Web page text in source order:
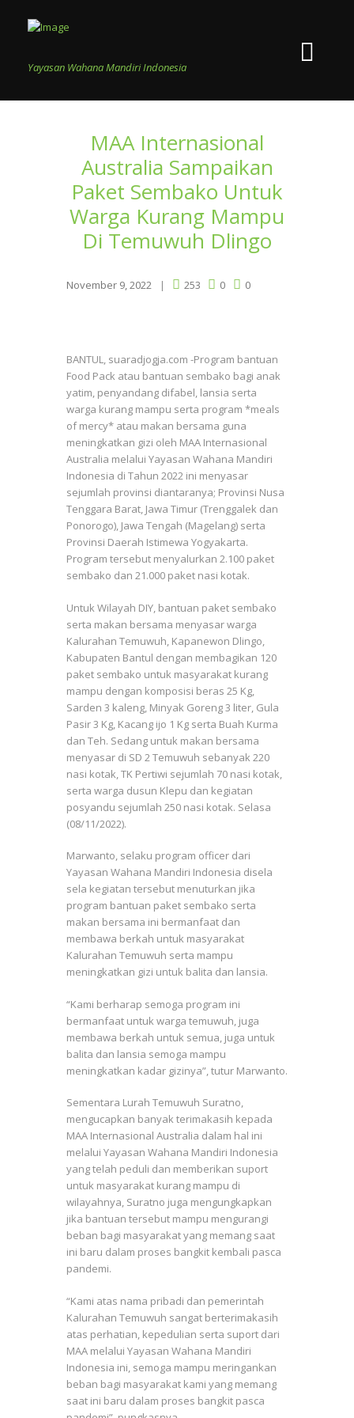
Yayasan Wahana Mandiri Indonesia
MAA Internasional
Australia Sampaikan
Paket Sembako Untuk
Warga Kurang Mampu
Di Temuwuh Dlingo
November 9, 2022 253 0 0
BANTUL, suaradjogja.com -Program bantuan
Food Pack atau bantuan sembako bagi anak
yatim, penyandang difabel, lansia serta
warga kurang mampu serta program *meals
of mercy* atau makan bersama guna
meningkatkan gizi oleh MAA Internasional
Australia melalui Yayasan Wahana Mandiri
Indonesia di Tahun 2022 ini menyasar
sejumlah provinsi diantaranya; Provinsi Nusa
Tenggara Barat, Jawa Timur (Trenggalek dan
Ponorogo), Jawa Tengah (Magelang) serta
Provinsi Daerah Istimewa Yogyakarta.
Program tersebut menyalurkan 2.100 paket
sembako dan 21.000 paket nasi kotak.
Untuk Wilayah DIY, bantuan paket sembako
serta makan bersama menyasar warga
Kalurahan Temuwuh, Kapanewon Dlingo,
Kabupaten Bantul dengan membagikan 120
paket sembako untuk masyarakat kurang
mampu dengan komposisi beras 25 Kg,
Sarden 3 kaleng, Minyak Goreng 3 liter, Gula
Pasir 3 Kg, Kacang ijo 1 Kg serta Buah Kurma
dan Teh. Sedang untuk makan bersama
menyasar di SD 2 Temuwuh sebanyak 220
nasi kotak, TK Pertiwi sejumlah 70 nasi kotak,
serta warga dusun Klepu dan kegiatan
posyandu sejumlah 250 nasi kotak. Selasa
(08/11/2022).
Marwanto, selaku program officer dari
Yayasan Wahana Mandiri Indonesia disela
sela kegiatan tersebut menuturkan jika
program bantuan paket sembako serta
makan bersama ini bermanfaat dan
membawa berkah untuk masyarakat
Kalurahan Temuwuh serta mampu
meningkatkan gizi untuk balita dan lansia.
“Kami berharap semoga program ini
bermanfaat untuk warga temuwuh, juga
membawa berkah untuk semua, juga untuk
balita dan lansia semoga mampu
meningkatkan kadar gizinya”, tutur Marwanto.
Sementara Lurah Temuwuh Suratno,
mengucapkan banyak terimakasih kepada
MAA Internasional Australia dalam hal ini
melalui Yayasan Wahana Mandiri Indonesia
yang telah peduli dan memberikan suport
untuk masyarakat kurang mampu di
wilayahnya, Suratno juga mengungkapkan
jika bantuan tersebut mampu mengurangi
beban bagi masyarakat yang memang saat
ini baru dalam proses bangkit kembali pasca
pandemi.
“Kami atas nama pribadi dan pemerintah
Kalurahan Temuwuh sangat berterimakasih
atas perhatian, kepedulian serta suport dari
MAA melalui Yayasan Wahana Mandiri
Indonesia ini, semoga mampu meringankan
beban bagi masyarakat kami yang memang
saat ini baru dalam proses bangkit pasca